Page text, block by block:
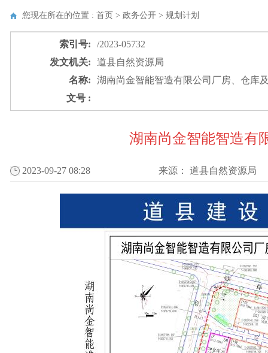
您现在所在的位置 : 首页 > 政务公开 > 规划计划
索引号:
/2023-05732
发文机关:
道县自然资源局
名称:
湖南尚金智能智造有限公司厂房、仓库
文号 :
湖南尚金智能智造有
2023-09-27 08:28 来源： 道县自然资源局